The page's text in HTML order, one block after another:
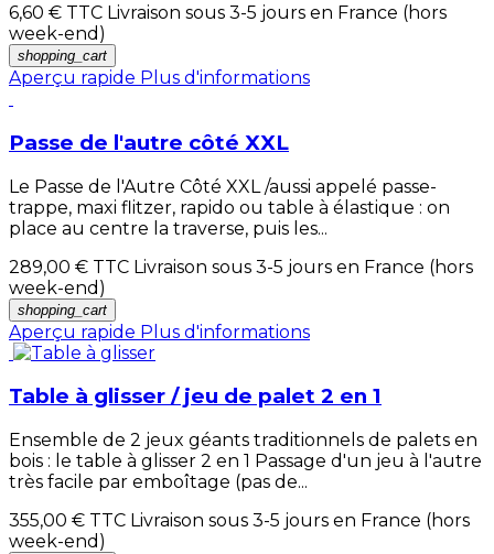
6,60 € TTC Livraison sous 3-5 jours en France (hors
week-end)
shopping_cart
Aperçu rapide Plus d'informations
Passe de l'autre côté XXL
Le Passe de l'Autre Côté XXL /aussi appelé passe-
trappe, maxi flitzer, rapido ou table à élastique : on
place au centre la traverse, puis les...
289,00 € TTC Livraison sous 3-5 jours en France (hors
week-end)
shopping_cart
Aperçu rapide Plus d'informations
Table à glisser / jeu de palet 2 en 1
Ensemble de 2 jeux géants traditionnels de palets en
bois : le table à glisser 2 en 1 Passage d'un jeu à l'autre
très facile par emboîtage (pas de...
355,00 € TTC Livraison sous 3-5 jours en France (hors
week-end)